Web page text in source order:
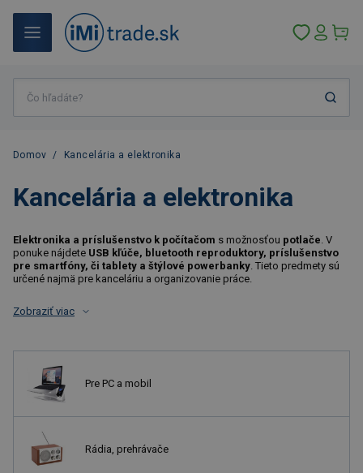
Domov / Kancelária a elektronika
Kancelária a elektronika
Elektronika a príslušenstvo k počítačom s možnosťou potlače. V
ponuke nájdete USB kľúče, bluetooth reproduktory, príslušenstvo
pre smartfóny, či tablety a štýlové powerbanky. Tieto predmety sú
určené najmä pre kanceláriu a organizovanie práce.
Zobraziť viac
Pre PC a mobil
Rádia, prehrávače